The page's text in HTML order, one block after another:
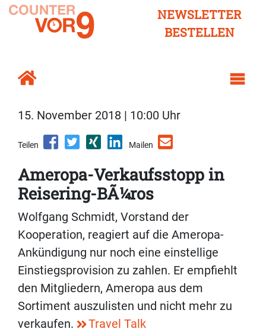
NEWSLETTER
BESTELLEN
15. November 2018 | 10:00 Uhr
Teilen Mailen
Ameropa-Verkaufsstopp in
Reisering-BÃ¼ros
Wolfgang Schmidt, Vorstand der
Kooperation, reagiert auf die Ameropa-
Ankündigung nur noch eine einstellige
Einstiegsprovision zu zahlen. Er empfiehlt
den Mitgliedern, Ameropa aus dem
Sortiment auszulisten und nicht mehr zu
verkaufen.
Travel Talk